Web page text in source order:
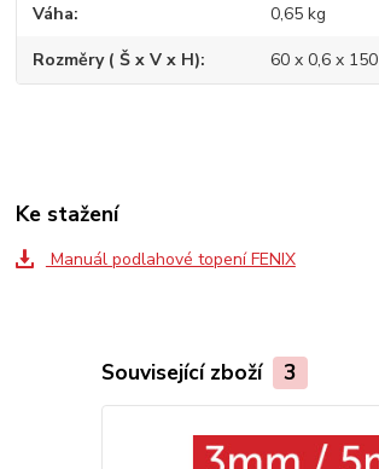
Váha 0,65 kg
Rozměry ( Š x V x H) 60 x 0,6 x 150
Ke stažení
Manuál podlahové topení FENIX
Související zboží 3